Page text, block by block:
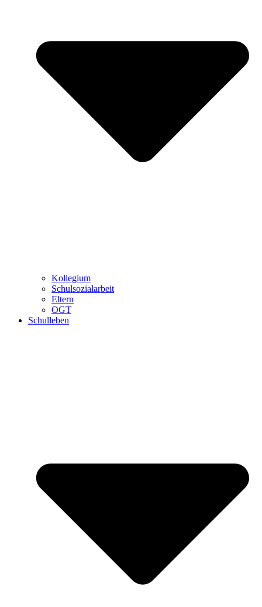
Kollegium
Schulsozialarbeit
Eltern
OGT
Schulleben